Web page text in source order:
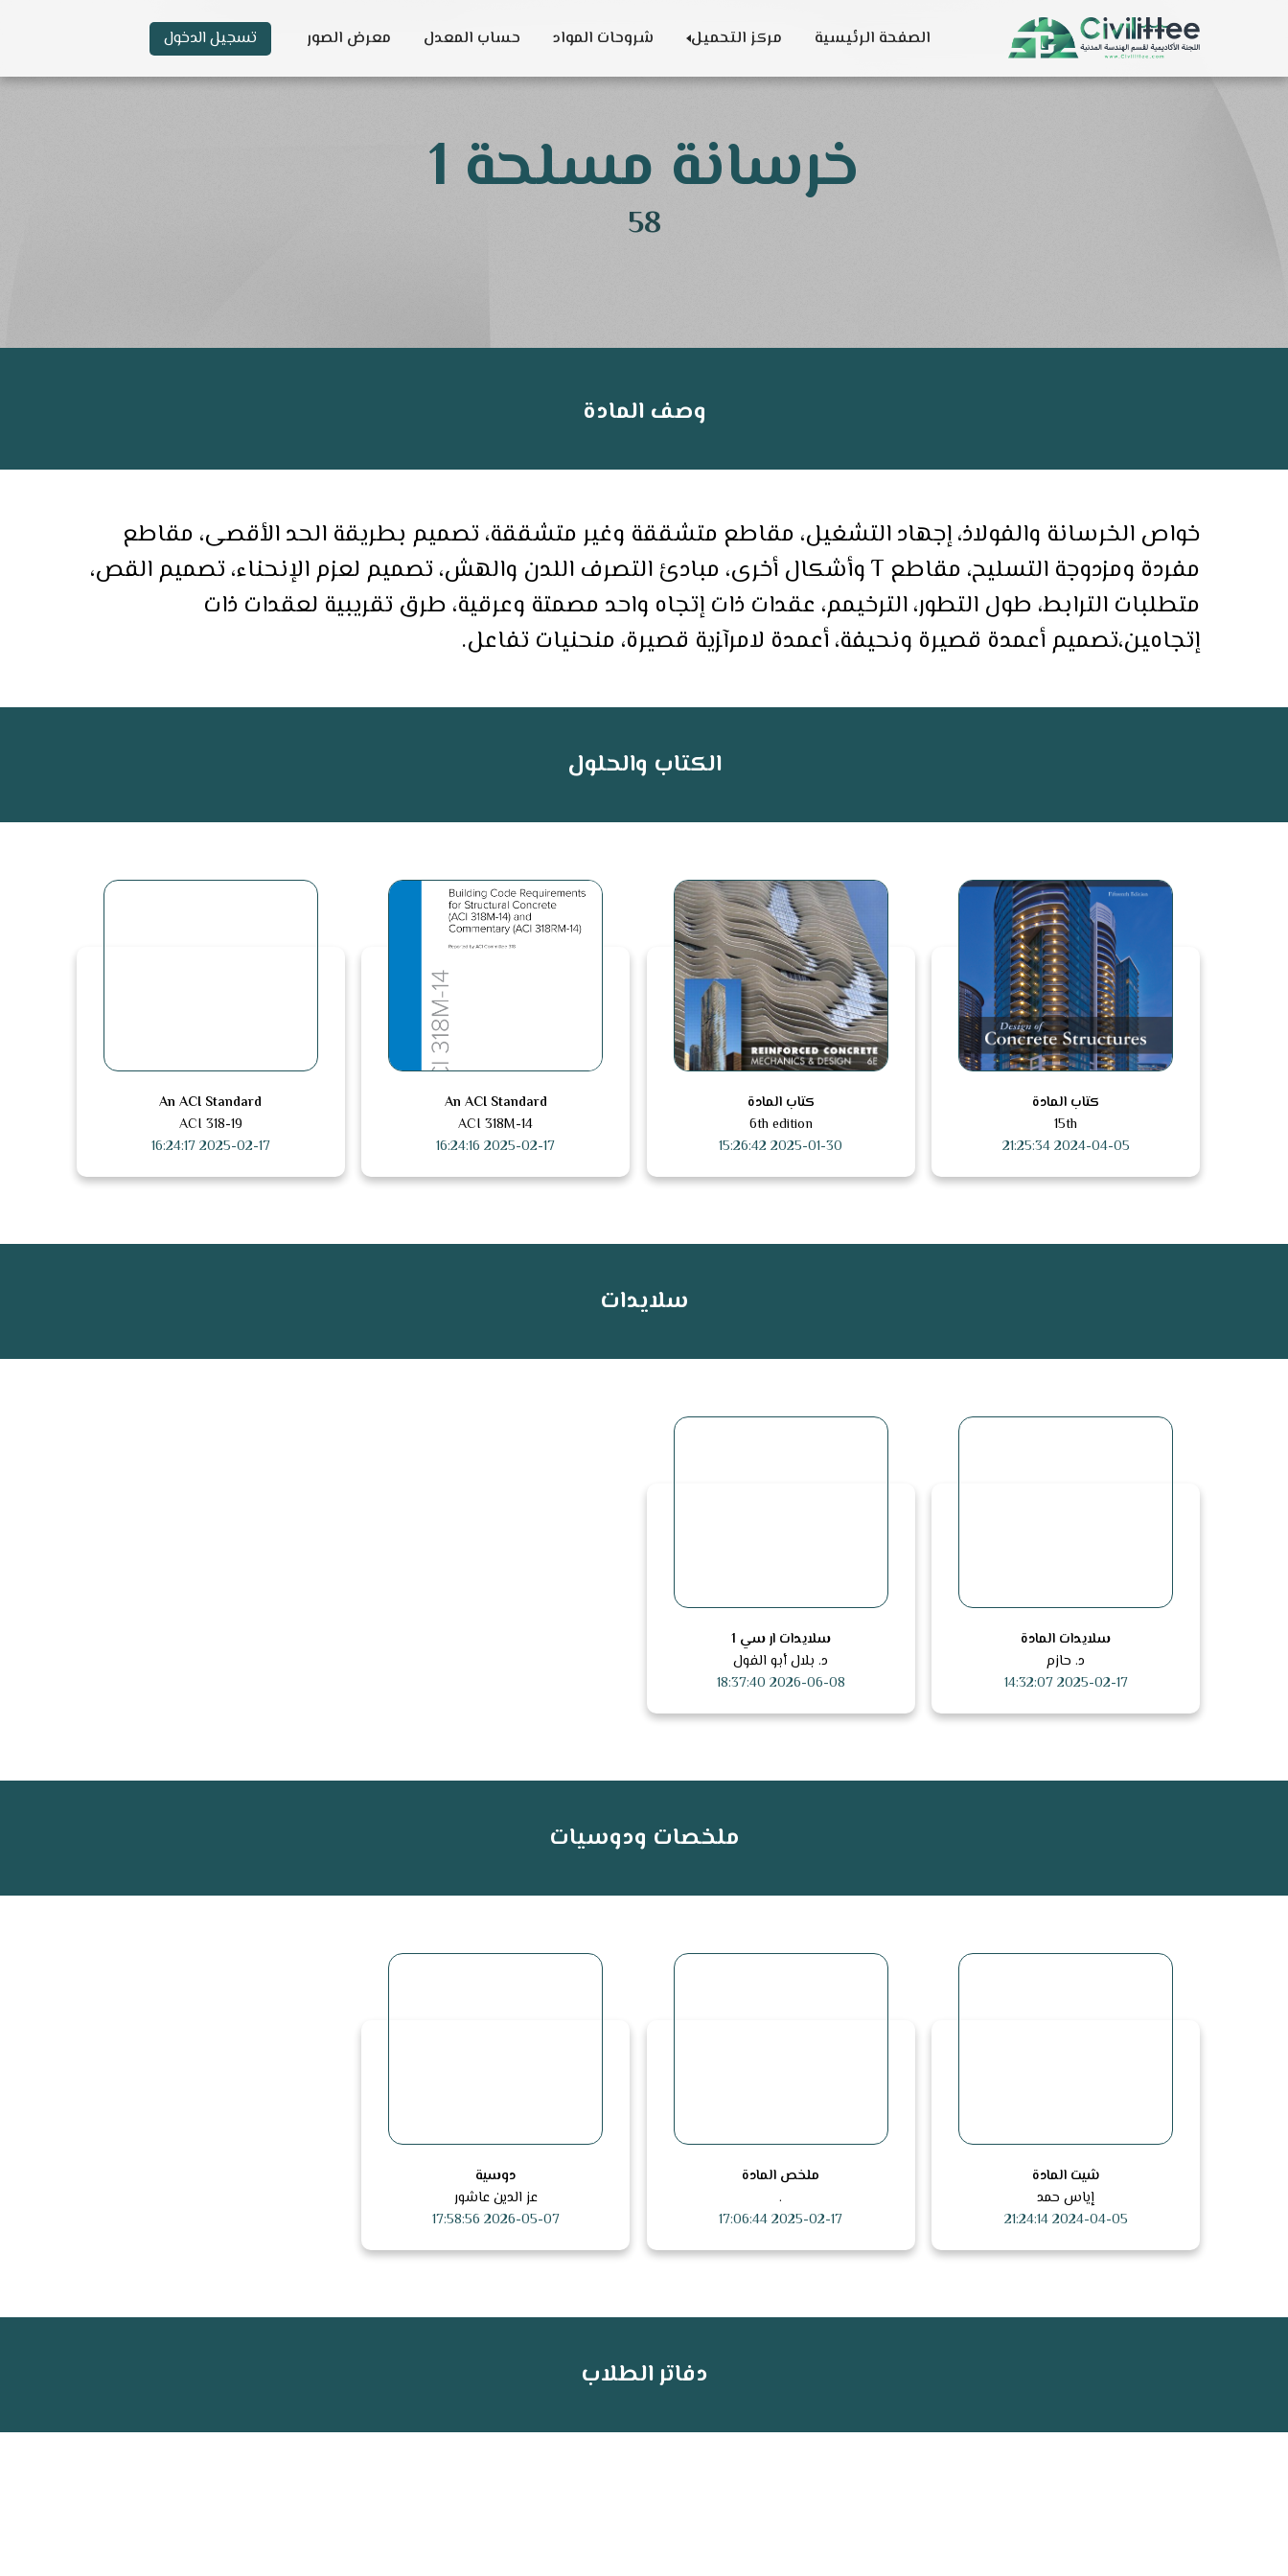
الصفحة الرئيسية مركز التحميل شروحات المواد حساب المعدل معرض الصور تسجيل الدخول
خرسانة مسلحة 1
58
وصف المادة
ﺧﻮاص اﻟﺨﺮﺳﺎﻧﺔ واﻟﻔﻮﻻذ، إﺟﻬﺎد اﻟﺘﺸﻐﻴﻞ، ﻣﻘﺎﻃﻊ ﻣﺘﺸﻘﻘﺔ وﻏﻴﺮ ﻣﺘﺸﻘﻘﺔ، ﺗﺼﻤﻴﻢ ﺑﻄﺮﻳﻘﺔ اﻟﺤﺪ اﻷﻗﺼﻰ، ﻣﻘﺎﻃﻊ
ﻣﻔﺮدة وﻣﺰدوﺟﺔ اﻟﺘﺴﻠﻴﺢ، ﻣﻘﺎﻃﻊ T وأﺷﻜﺎل أﺧﺮى، ﻣﺒﺎدئ اﻟﺘﺼﺮف اﻟﻠﺪن واﻟﻬﺶ، ﺗﺼﻤﻴﻢ ﻟﻌﺰم اﻹﻧﺤﻨﺎء، ﺗﺼﻤﻴﻢ اﻟﻘﺺ،
ﻣﺘﻄﻠﺒﺎت اﻟﺘﺮاﺑﻂ، ﻃﻮل اﻟﺘﻄﻮر، اﻟﺘﺮﺧﻴﻤﻢ، ﻋﻘﺪات ذات إﺗﺠﺎه واﺣﺪ ﻣﺼﻤﺘﺔ وﻋﺮﻗﻴﺔ، ﻃﺮق ﺗﻘﺮﻳﺒﻴﺔ ﻟﻌﻘﺪات ذات
إﺗﺠﺎهﻴﻦ،ﺗﺼﻤﻴﻢ أﻋﻤﺪة ﻗﺼﻴﺮة وﻧﺤﻴﻔﺔ، أﻋﻤﺪة ﻻﻣﺮآﺰﻳﺔ ﻗﺼﻴﺮة، ﻣﻨﺤﻨﻴﺎت ﺗﻔﺎﻋﻞ.
الكتاب والحلول
كتاب المادة
15th
2024-04-05 21:25:34
كتاب المادة
6th edition
2025-01-30 15:26:42
An ACI Standard
ACI 318M-14
2025-02-17 16:24:16
An ACI Standard
ACI 318-19
2025-02-17 16:24:17
سلايدات
سلايدات المادة
د. حازم
2025-02-17 14:32:07
سلايدات ار سي 1
د. بلال أبو الفول
2026-06-08 18:37:40
ملخصات ودوسيات
شيت المادة
إياس حمد
2024-04-05 21:24:14
ملخص المادة
.
2025-02-17 17:06:44
دوسية
عز الدين عاشور
2026-05-07 17:58:56
دفاتر الطلاب